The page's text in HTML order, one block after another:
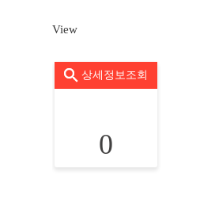
View
상세정보조회
0